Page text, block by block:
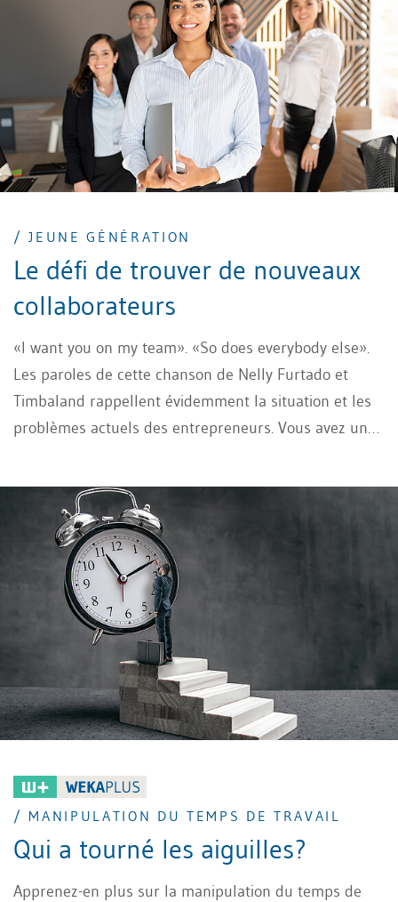
: les employeurs peuvent-ils contrôler globalement la
communication de leurs employés à des fins de
vérification ?
/ JEUNE GÉNÉRATION
Le défi de trouver de nouveaux
collaborateurs
«I want you on my team». «So does everybody else».
Les paroles de cette chanson de Nelly Furtado et
Timbaland rappellent évidemment la situation et les
problèmes actuels des entrepreneurs. Vous avez un
recherches. Pour les employeurs, attirer la jeune
génération représente aujourd’hui un défi stratégique
majeur, tant les attentes, les motivations et les
canaux de recrutement ont profondément changé.
/ MANIPULATION DU TEMPS DE TRAVAIL
Qui a tourné les aiguilles?
Apprenez-en plus sur la manipulation du temps de